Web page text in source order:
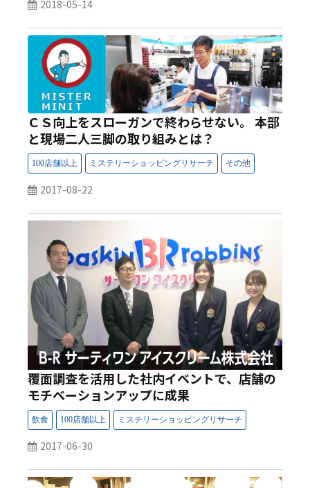
2018-05-14
ＣＳ向上をスローガンで終わらせない。 本部
と現場二人三脚の取り組みとは？
2017-08-22
覆面調査を活用した社内イベントで、店舗の
モチベーションアップに成果
2017-06-30